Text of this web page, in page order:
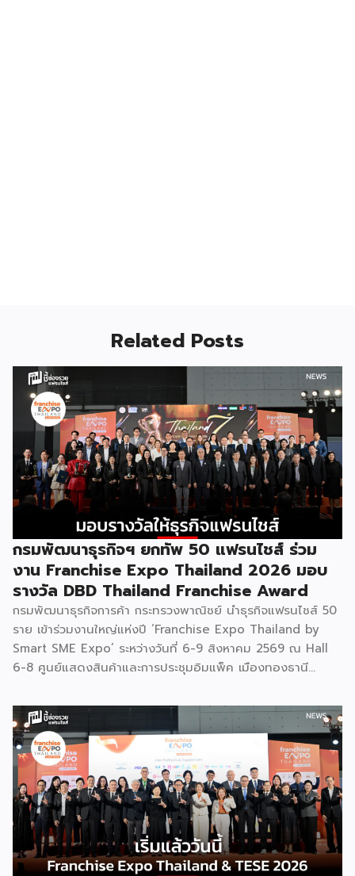
Related Posts
กรมพัฒนาธุรกิจฯ ยกทัพ 50 แฟรนไชส์ ร่วม
งาน Franchise Expo Thailand 2026 มอบ
รางวัล DBD Thailand Franchise Award
กรมพัฒนาธุรกิจการค้า กระทรวงพาณิชย์ นำธุรกิจแฟรนไชส์ 50
ราย เข้าร่วมงานใหญ่แห่งปี ‘Franchise Expo Thailand by
Smart SME Expo’ ระหว่างวันที่ 6-9 สิงหาคม 2569 ณ Hall
6-8 ศูนย์แสดงสินค้าและการประชุมอิมแพ็ค เมืองทองธานี
2026 ให้แก่ผู้ประกอบธุรกิจแฟรนไชส์ที่อยู่ในการส่งเสริมสนับสนุน
ของกรมฯ นายพูนพงษ์ นัยนาภากรณ์ อธิบดีกรมพัฒนาธุรกิจ
การค้า กระทรวงพาณิชย์ เปิดเผยภายหลังเป็นประธานเปิดงาน
“งานแฟรนไชส์ เอ็กซ์โป ไทยแลนด์ บาย สมาร์ท เอสเอ็มอี เอ็กซ์
โป (Franchise Expo Thailand by Smart SME Expo)” ซึ่ง
เป็นงานแสดงธุรกิจแฟรนไชส์ชั้นนำที่จัดขึ้นโดย บริษัท พีเอ็มจี
คอร์ปอเรชัน จำกัด เพื่อยกระดับศักยภาพของผู้ประกอบการและ
เจ้าของธุรกิจที่ต้องการขยายกิจการผ่านระบบแฟรนไชส์ […]